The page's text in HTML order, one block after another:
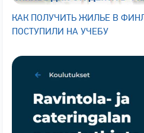
КАК ПОЛУЧИТЬ ЖИЛЬЕ В
ПОСТУПИЛИ НА УЧЕБУ